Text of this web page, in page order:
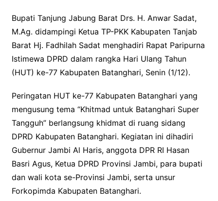
Bupati Tanjung Jabung Barat Drs. H. Anwar Sadat,
M.Ag. didampingi Ketua TP-PKK Kabupaten Tanjab
Barat Hj. Fadhilah Sadat menghadiri Rapat Paripurna
Istimewa DPRD dalam rangka Hari Ulang Tahun
(HUT) ke-77 Kabupaten Batanghari, Senin (1/12).
Peringatan HUT ke-77 Kabupaten Batanghari yang
mengusung tema “Khitmad untuk Batanghari Super
Tangguh” berlangsung khidmat di ruang sidang
DPRD Kabupaten Batanghari. Kegiatan ini dihadiri
Gubernur Jambi Al Haris, anggota DPR RI Hasan
Basri Agus, Ketua DPRD Provinsi Jambi, para bupati
dan wali kota se-Provinsi Jambi, serta unsur
Forkopimda Kabupaten Batanghari.